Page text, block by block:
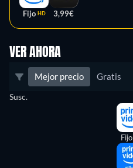
Fijo HD 3,99€
VER AHORA
Mejor precio Gratis
Susc.
Fijo